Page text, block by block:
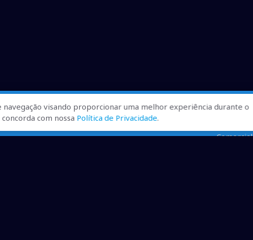
Comercial
navegação visando proporcionar uma melhor experiência durante o
com nossa Política de Privacidade.